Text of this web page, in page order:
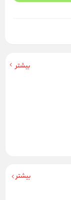
بیشتر
بیشتر